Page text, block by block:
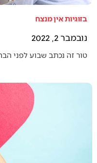
בזוגיות אין מנצח
נובמבר 2, 2022
טור זה נכתב שבוע לפני